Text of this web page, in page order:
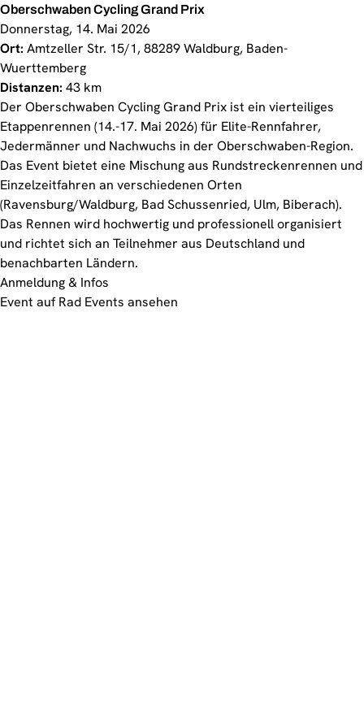
Oberschwaben Cycling Grand Prix
Donnerstag, 14. Mai 2026
Ort: Amtzeller Str. 15/1, 88289 Waldburg, Baden-
Wuerttemberg
Distanzen: 43 km
Der Oberschwaben Cycling Grand Prix ist ein vierteiliges
Etappenrennen (14.-17. Mai 2026) für Elite-Rennfahrer,
Jedermänner und Nachwuchs in der Oberschwaben-Region.
Das Event bietet eine Mischung aus Rundstreckenrennen und
Einzelzeitfahren an verschiedenen Orten
(Ravensburg/Waldburg, Bad Schussenried, Ulm, Biberach).
Das Rennen wird hochwertig und professionell organisiert
und richtet sich an Teilnehmer aus Deutschland und
benachbarten Ländern.
Anmeldung & Infos
Event auf Rad Events ansehen